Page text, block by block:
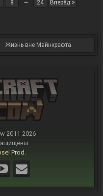
8 → 24 Вперёд >
Жизнь вне Майнкрафта
2011-2026
Prod.